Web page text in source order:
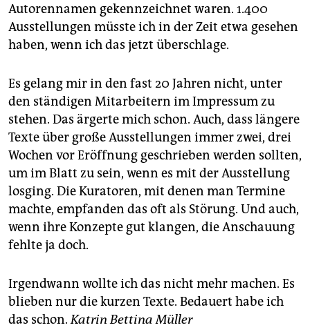
Autorennamen gekennzeichnet waren. 1.400
Ausstellungen müsste ich in der Zeit etwa gesehen
haben, wenn ich das jetzt überschlage.
Es gelang mir in den fast 20 Jahren nicht, unter
den ständigen Mitarbeitern im Impressum zu
stehen. Das ärgerte mich schon. Auch, dass längere
Texte über große Ausstellungen immer zwei, drei
Wochen vor Eröffnung geschrieben werden sollten,
um im Blatt zu sein, wenn es mit der Ausstellung
losging. Die Kuratoren, mit denen man Termine
machte, empfanden das oft als Störung. Und auch,
wenn ihre Konzepte gut klangen, die Anschauung
fehlte ja doch.
Irgendwann wollte ich das nicht mehr machen. Es
blieben nur die kurzen Texte. Bedauert habe ich
das schon.Katrin Bettina Müller